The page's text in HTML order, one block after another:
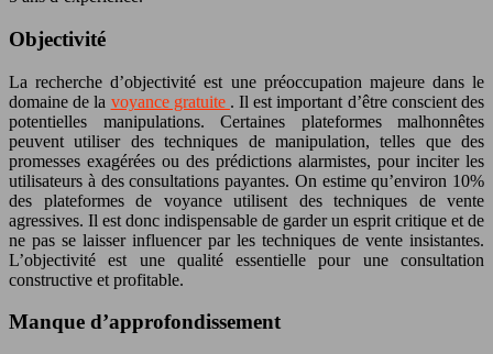
Objectivité
La recherche d’objectivité est une préoccupation majeure dans le
domaine de la voyance gratuite . Il est important d’être conscient des
potentielles manipulations. Certaines plateformes malhonnêtes
peuvent utiliser des techniques de manipulation, telles que des
promesses exagérées ou des prédictions alarmistes, pour inciter les
utilisateurs à des consultations payantes. On estime qu’environ 10%
des plateformes de voyance utilisent des techniques de vente
agressives. Il est donc indispensable de garder un esprit critique et de
ne pas se laisser influencer par les techniques de vente insistantes.
L’objectivité est une qualité essentielle pour une consultation
constructive et profitable.
Manque d’approfondissement